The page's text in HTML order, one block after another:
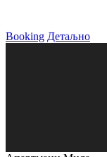
Booking Детаљно